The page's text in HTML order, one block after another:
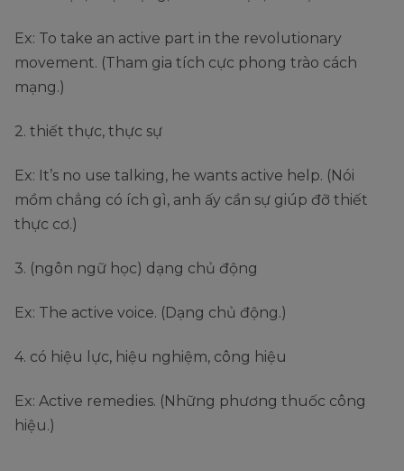
Ex: To take an active part in the revolutionary
movement. (Tham gia tích cực phong trào cách
mạng.)
2. thiết thực, thực sự
Ex: It’s no use talking, he wants active help. (Nói
mồm chẳng có ích gì, anh ấy cần sự giúp đỡ thiết
thực cơ.)
3. (ngôn ngữ học) dạng chủ động
Ex: The active voice. (Dạng chủ động.)
4. có hiệu lực, hiệu nghiệm, công hiệu
Ex: Active remedies. (Những phương thuốc công
hiệu.)